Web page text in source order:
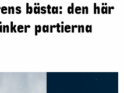
bästa: den här
partierna